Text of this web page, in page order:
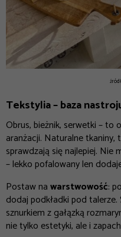
Tekstylia – baza
Obrus, bieżnik, serwetki – to
aranżacji. Naturalne tkaniny,
sprawdzają się najlepiej. Nie
– lekko pofalowany len
Postaw nawarstwowość:
dodaj podkładki pod
sznurkiem z gałązką
nie tylko estetyki, ale i